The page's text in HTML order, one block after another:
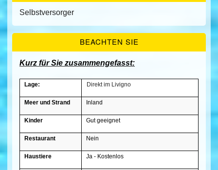
Selbstversorger
BEACHTEN SIE
Kurz für Sie zusammengefasst:
Lage: Direkt im Livigno
Meer und Strand Inland
Kinder Gut geeignet
Restaurant Nein
Haustiere Ja - Kostenlos